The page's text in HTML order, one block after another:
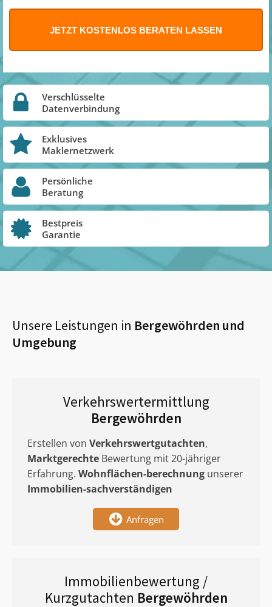
Verschlüsselte
Datenverbindung
Exklusives
Maklernetzwerk
Persönliche
Beratung
Bestpreis
Garantie
Unsere Leistungen in Bergewöhrden und
Umgebung
Verkehrswertermittlung
Bergewöhrden
Erstellen von Verkehrswertgutachten,
Marktgerechte Bewertung mit 20-jähriger
Erfahrung. Wohnflächen-berechnung unserer
Immobilien-sachverständigen
Anfragen
Immobilienbewertung /
Kurzgutachten Bergewöhrden